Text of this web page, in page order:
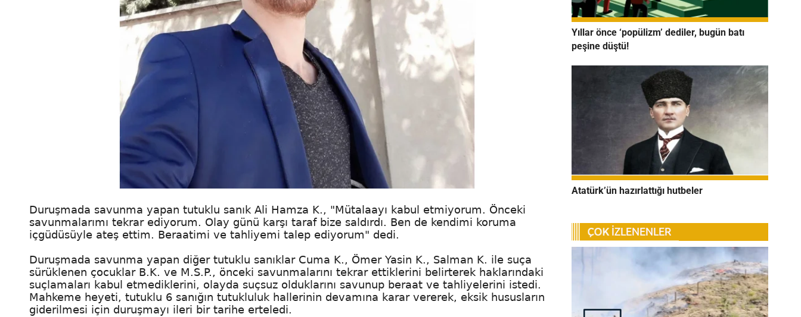
Duruşmada savunma yapan tutuklu sanık Ali Hamza K., "Mütalaayı kabul etmiyorum. Önceki
savunmalarımı tekrar ediyorum. Olay günü karşı taraf bize saldırdı. Ben de kendimi koruma
içgüdüsüyle ateş ettim. Beraatimi ve tahliyemi talep ediyorum" dedi.
Duruşmada savunma yapan diğer tutuklu sanıklar Cuma K., Ömer Yasin K., Salman K. ile suça
sürüklenen çocuklar B.K. ve M.S.P., önceki savunmalarını tekrar ettiklerini belirterek haklarındaki
suçlamaları kabul etmediklerini, olayda suçsuz olduklarını savunup beraat ve tahliyelerini istedi.
Mahkeme heyeti, tutuklu 6 sanığın tutukluluk hallerinin devamına karar vererek, eksik hususların
giderilmesi için duruşmayı ileri bir tarihe erteledi.
Yıllar önce ‘popülizm’ dediler, bugün batı
peşine düştü!
Atatürk’ün hazırlattığı hutbeler